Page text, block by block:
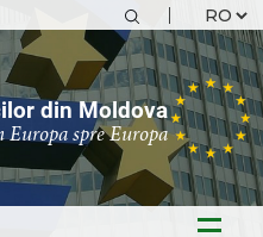
din Moldova
Europa spre Europa